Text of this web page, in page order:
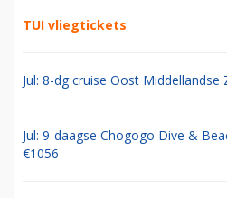
TUI vliegtickets
Jul: 8-dg cruise Oost Middellandse
Jul: 9-daagse Chogogo Dive &
€1056